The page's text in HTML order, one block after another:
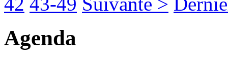
Agenda